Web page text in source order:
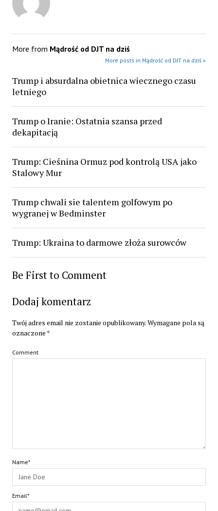
More from Mądrość od DJT na dziś
More posts in Mądrość od DJT na dziś »
Trump i absurdalna obietnica wiecznego czasu
letniego
Trump o Iranie: Ostatnia szansa przed
dekapitacją
Trump: Cieśnina Ormuz pod kontrolą USA jako
Stalowy Mur
Trump chwali sie talentem golfowym po
wygranej w Bedminster
Trump: Ukraina to darmowe złoża surowców
Be First to Comment
Dodaj komentarz
Twój adres email nie zostanie opublikowany.Wymagane pola są
oznaczone *
Comment
Name*
Email*